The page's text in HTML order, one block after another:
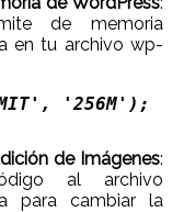
de memoria
en tu archivo wp-
'256M');
de Imágenes:
al archivo
para cambiar la